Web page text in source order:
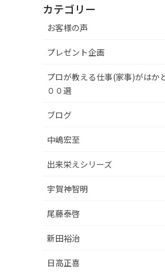
カテゴリー
お客様の声
プレゼント企画
プロが教える仕事(家事)がはか
００選
ブログ
中嶋宏至
出来栄えシリーズ
宇賀神智明
尾藤泰啓
新田裕治
日高正喜